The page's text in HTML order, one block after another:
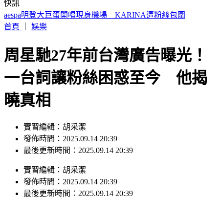
快訊
兆基財務暴雷？宏碁接2天閃辭 住都中心董座坦言：管不到
首頁
娛樂
周星馳27年前台灣廣告曝光！
一台詞讓粉絲困惑至今 他揭
曉真相
實習編輯：胡采潔
發佈時間：2025.09.14 20:39
最後更新時間：2025.09.14 20:39
實習編輯 ： 胡采潔
發佈時間： 2025.09.14 20:39
最後更新時間： 2025.09.14 20:39